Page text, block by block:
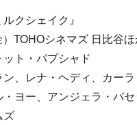
クシェイク』
TOHOシネマズ 日比谷
ト・パプシャド
、レナ・ヘディ、カー
ヨー、アンジェラ・バ
ズ